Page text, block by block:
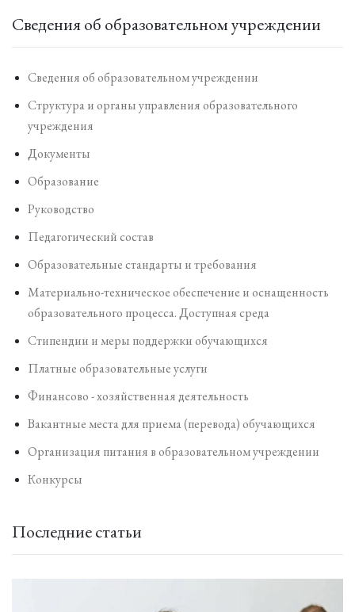
Сведения об образовательном учреждении
Сведения об образовательном учреждении
Структура и органы управления образовательного
учреждения
Документы
Образование
Руководство
Педагогический состав
Образовательные стандарты и требования
Материально-техническое обеспечение и оснащенность
образовательного процесса. Доступная среда
Стипендии и меры поддержки обучающихся
Платные образовательные услуги
Финансово - хозяйственная деятельность
Вакантные места для приема (перевода) обучающихся
Организация питания в образовательном учреждении
Конкурсы
Последние статьи